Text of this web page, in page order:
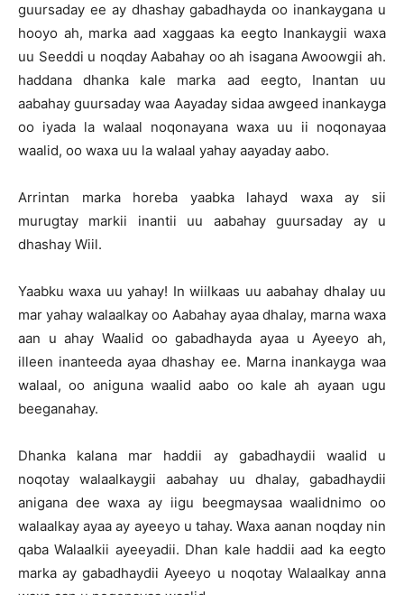
guursaday ee ay dhashay gabadhayda oo inankaygana u
hooyo ah, marka aad xaggaas ka eegto Inankaygii waxa
uu Seeddi u noqday Aabahay oo ah isagana Awoowgii ah.
haddana dhanka kale marka aad eegto, Inantan uu
aabahay guursaday waa Aayaday sidaa awgeed inankayga
oo iyada la walaal noqonayana waxa uu ii noqonayaa
waalid, oo waxa uu la walaal yahay aayaday aabo.
Arrintan marka horeba yaabka lahayd waxa ay sii
murugtay markii inantii uu aabahay guursaday ay u
dhashay Wiil.
Yaabku waxa uu yahay! In wiilkaas uu aabahay dhalay uu
mar yahay walaalkay oo Aabahay ayaa dhalay, marna waxa
aan u ahay Waalid oo gabadhayda ayaa u Ayeeyo ah,
illeen inanteeda ayaa dhashay ee. Marna inankayga waa
walaal, oo aniguna waalid aabo oo kale ah ayaan ugu
beeganahay.
Dhanka kalana mar haddii ay gabadhaydii waalid u
noqotay walaalkaygii aabahay uu dhalay, gabadhaydii
anigana dee waxa ay iigu beegmaysaa waalidnimo oo
walaalkay ayaa ay ayeeyo u tahay. Waxa aanan noqday nin
qaba Walaalkii ayeeyadii. Dhan kale haddii aad ka eegto
marka ay gabadhaydii Ayeeyo u noqotay Walaalkay anna